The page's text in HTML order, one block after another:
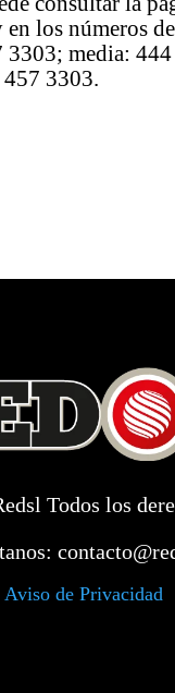
los números
3303; media:
3303.
Todos los
Aviso de Privacidad